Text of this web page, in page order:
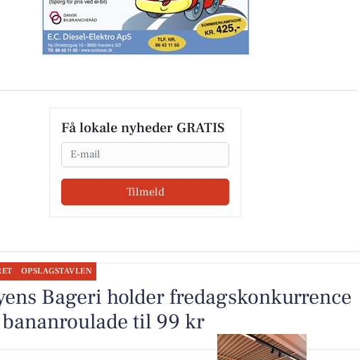
Få lokale nyheder GRATIS
Email
Tilmeld
OPSLAGSTAVLEN
Bageri holder fredagskonkurrence
til 99 kr